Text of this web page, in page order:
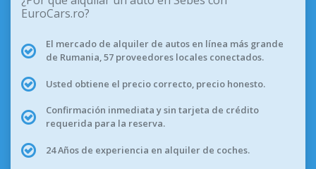
EuroCars.ro?
El mercado de alquiler de autos en línea más grande
de Rumania, 57 proveedores locales conectados.
Usted obtiene el precio correcto, precio honesto.
Confirmación inmediata y sin tarjeta de crédito
requerida para la reserva.
24 Años de experiencia en alquiler de coches.